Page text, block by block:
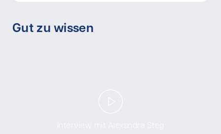
Gut zu wissen